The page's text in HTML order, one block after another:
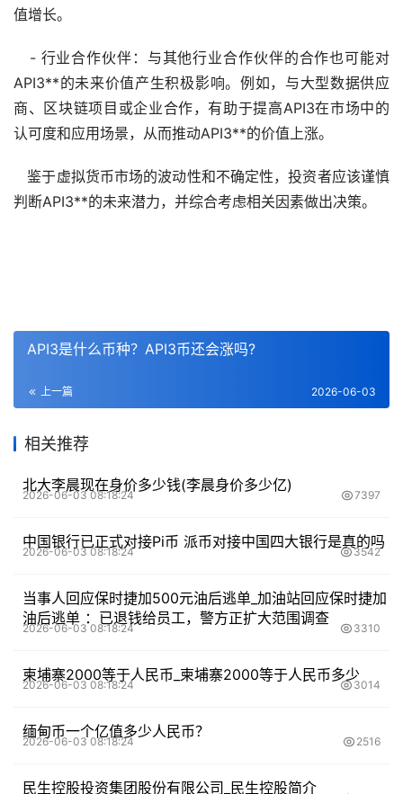
值增长。
- 行业合作伙伴：与其他行业合作伙伴的合作也可能对
API3**的未来价值产生积极影响。例如，与大型数据供应
商、区块链项目或企业合作，有助于提高API3在市场中的
认可度和应用场景，从而推动API3**的价值上涨。
鉴于虚拟货币市场的波动性和不确定性，投资者应该谨慎
判断API3**的未来潜力，并综合考虑相关因素做出决策。
API3是什么币种？API3币还会涨吗?
上一篇 2026-06-03
相关推荐
北大李晨现在身价多少钱(李晨身价多少亿)
2026-06-03 08:18:24 7397
中国银行已正式对接Pi币 派币对接中国四大银行是真的吗
2026-06-03 08:18:24 3542
当事人回应保时捷加500元油后逃单_加油站回应保时捷加
油后逃单 ：已退钱给员工，警方正扩大范围调查
2026-06-03 08:18:24 3310
柬埔寨2000等于人民币_柬埔寨2000等于人民币多少
2026-06-03 08:18:24 3014
缅甸币一个亿值多少人民币？
2026-06-03 08:18:24 2516
民生控股投资集团股份有限公司_民生控股简介